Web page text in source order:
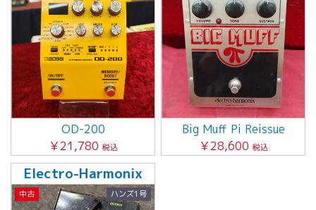
OD-200
￥21,780 税込
Big Muff Pi Reissue
￥28,600 税込
Electro-Harmonix
中古 ハンズ1号